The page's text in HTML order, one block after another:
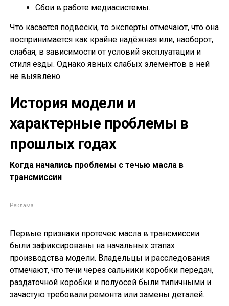
Сбои в работе медиасистемы.
Что касается подвески, то эксперты отмечают, что она
воспринимается как крайне надёжная или, наоборот,
слабая, в зависимости от условий эксплуатации и
стиля езды. Однако явных слабых элементов в ней
не выявлено.
История модели и
характерные проблемы в
прошлых годах
Когда начались проблемы с течью масла в
трансмиссии
Первые признаки протечек масла в трансмиссии
были зафиксированы на начальных этапах
производства модели. Владельцы и расследования
отмечают, что течи через сальники коробки передач,
раздаточной коробки и полуосей были типичными и
зачастую требовали ремонта или замены деталей.